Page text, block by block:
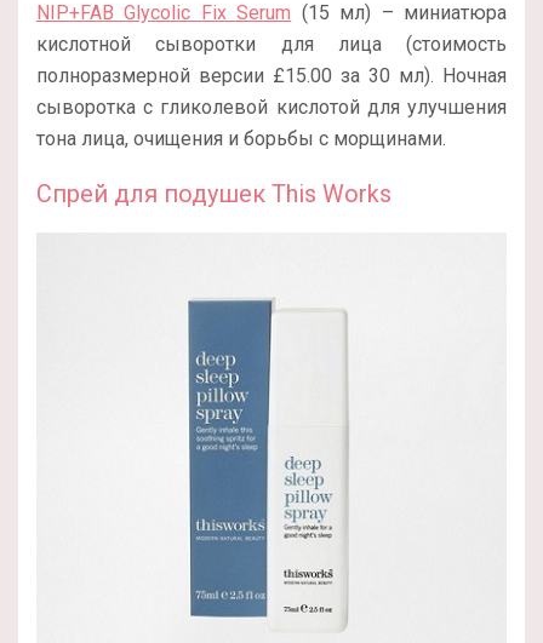
NIP+FAB Glycolic Fix Serum (15 мл) – миниатюра
кислотной сыворотки для лица (стоимость
полноразмерной версии £15.00 за 30 мл). Ночная
сыворотка с гликолевой кислотой для улучшения
тона лица, очищения и борьбы с морщинами.
Спрей для подушек This Works